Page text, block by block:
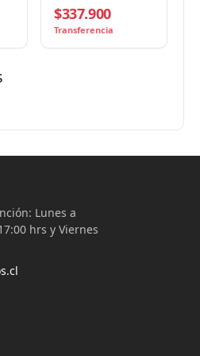
16 Hilos, Socket AM5,
Sin Ventilador
$337.900
Transferencia
Lunes a
hrs y Viernes